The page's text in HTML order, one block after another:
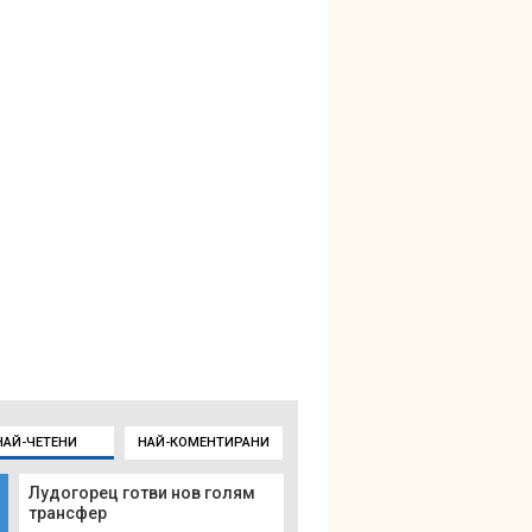
ЧЕТЕНИ НАЙ-КОМЕНТИРАНИ
Лудогорец готви нов голям
трансфер